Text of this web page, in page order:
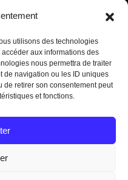
utilisons des technologies
aux informations des
nous permettra de traiter
de navigation ou les ID uniques
de retirer son consentement peut
et fonctions.